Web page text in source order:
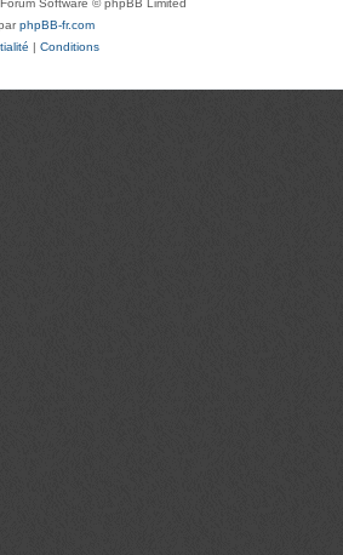
Software © phpBB Limited
phpBB-fr.com
| Conditions